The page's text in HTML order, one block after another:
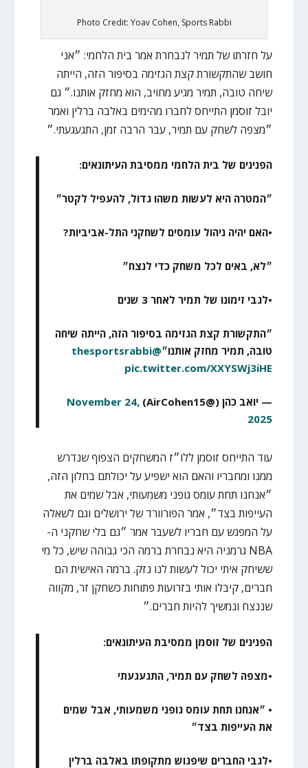
Photo Credit: Yoav Cohen, Sports Rabbi
על חזרתו של תמיר לנבחרת אמר בית הלחמי: ״אני
חושב שהתקשורת קצת הגזימה בסיפור הזה, הייתה
שיחה טובה, תמיר מגיע מחויב, הוא מחזק אותנו.״ גם
יובל זוסמן התייחס לחברו מהימים באלבה ברלין ואמר
״מצפה לשחק עם תמיר, עבר הרבה זמן, התגעגעתי.״
הפנינים של בית הלחמי ממסיבת העיתונאים:
״המטרה היא לעשות משהו גדול, להעפיל לקטר״
•האם יהיה ניהול עומסים לשחקני התל-אביביות?
״לא, באים לכל משחק כדי לנצח״
•לגבי זימונו של תמיר לאחר 3 שנים
״התקשורת קצת הגזימה בסיפור הזה, הייתה שיחה
טובה, תמיר מחזק אותנו״@thesportsrabbi
pic.twitter.com/XXYSWj3iHE
— יואב כהן (@AirCohen15)
November 24,
2025
עוד התייחס זוסמן ללו״ז המשחקים הצפוף שנדרש
ממנו ומחבריו והאם הוא ישפיע על יכולתם בחלון הזה,
״אנחנו תחת עומס גופני משמעותי, אבל שמים את
העייפות בצד״, אמר הפורוורד של ירושלים וגם לשאלה
על המפגש עם חבריו לשעבר אמר ״גם בלי שחקני ה-
NBA גרמניה היא נבחרת ברמה הכי גבוהה שיש, כל מי
ששיחק איתי יכול לעשות לנו נזק. ברמה האישית הם
חברים, קיבלו אותי בזרועות פתוחות כשחקן זר, מקווה
שננצח ונמשיך להיות חברים.״
הפנינים של זוסמן ממסיבת העיתונאים:
•מצפה לשחק עם תמיר, התגעגעתי
• ״אנחנו תחת עומס גופני משמעותי, אבל שמים
את העייפות בצד״
•לגבי החברים שיפגוש מתקופתו באלבה ברלין